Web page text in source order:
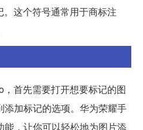
这个符号通常用于商标注
首先需要打开想要标记的图
添加标记的选项。华为荣耀手
，让你可以轻松地为图片添